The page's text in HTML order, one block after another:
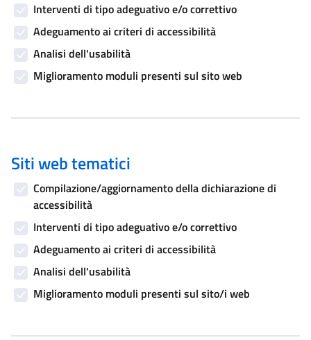
Interventi di tipo adeguativo e/o correttivo
Adeguamento ai criteri di accessibilità
Analisi dell'usabilità
Miglioramento moduli presenti sul sito web
Siti web tematici
Compilazione/aggiornamento della dichiarazione di
accessibilità
Interventi di tipo adeguativo e/o correttivo
Adeguamento ai criteri di accessibilità
Analisi dell'usabilità
Miglioramento moduli presenti sul sito/i web